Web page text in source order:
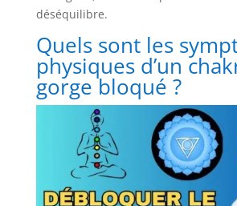
déséquilibre.
Quels sont les
physiques d’un
gorge bloqué ?